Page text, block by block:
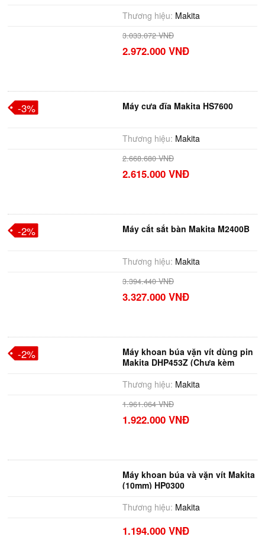
Thương hiệu: Makita
3.033.072 VNĐ
2.972.000 VNĐ
Máy cưa đĩa Makita HS7600
Thương hiệu: Makita
2.668.680 VNĐ
2.615.000 VNĐ
-3%
Máy cắt sắt bàn Makita M2400B
Thương hiệu: Makita
3.394.440 VNĐ
3.327.000 VNĐ
-2%
Máy khoan búa vặn vít dùng pin
Makita DHP453Z (Chưa kèm
Thương hiệu: Makita
1.961.064 VNĐ
1.922.000 VNĐ
-2%
Máy khoan búa và vặn vít Makita
(10mm) HP0300
Thương hiệu: Makita
1.194.000 VNĐ